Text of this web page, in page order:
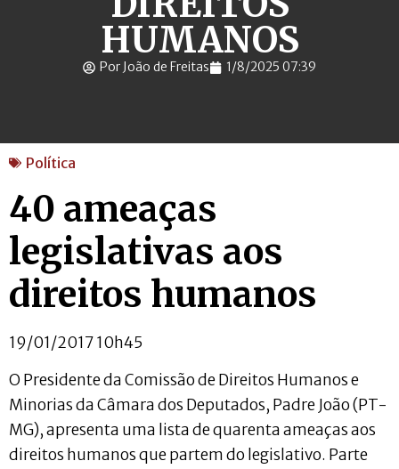
HUMANOS
Por João de Freitas 1/8/2025 07:39
Política
40 ameaças
legislativas aos
direitos humanos
19/01/2017 10h45
O Presidente da Comissão de Direitos Humanos e
Minorias da Câmara dos Deputados, Padre João (PT-
MG), apresenta uma lista de quarenta ameaças aos
direitos humanos que partem do legislativo. Parte